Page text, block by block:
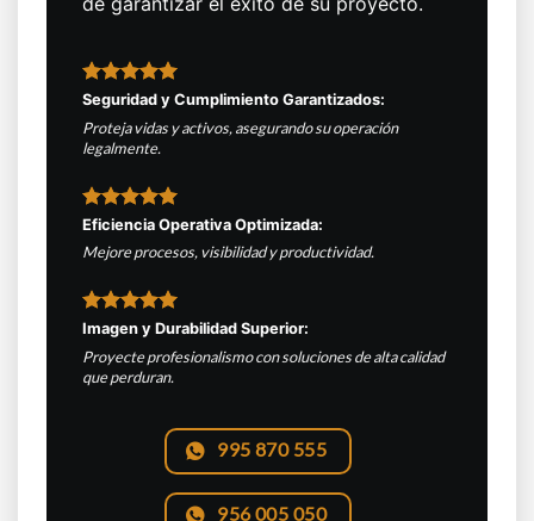
Seguridad y Cumplimiento Garantizados:
Proteja vidas y activos, asegurando su operación
legalmente.
Eficiencia Operativa Optimizada:
Mejore procesos, visibilidad y productividad.
Imagen y Durabilidad Superior:
Proyecte profesionalismo con soluciones de alta calidad
que perduran.
995 870 555
956 005 050